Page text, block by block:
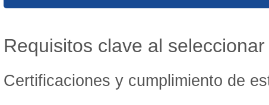
Requisitos clave al
Certificaciones y cumplimiento de